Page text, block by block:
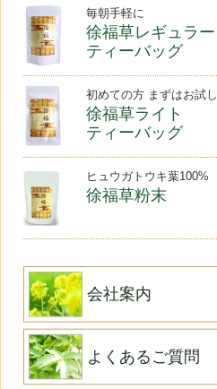
毎朝手軽に
徐福草レギュラー
ティーバッグ
初めての方 まずはお試し
徐福草ライト
ティーバッグ
ヒュウガトウキ葉100%
徐福草粉末
会社案内
よくあるご質問